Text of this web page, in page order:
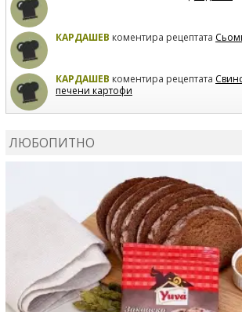
КАРДАШЕВ коментира рецептата
КАРДАШЕВ коментира рецептата
печени картофи
ЛЮБОПИТНО